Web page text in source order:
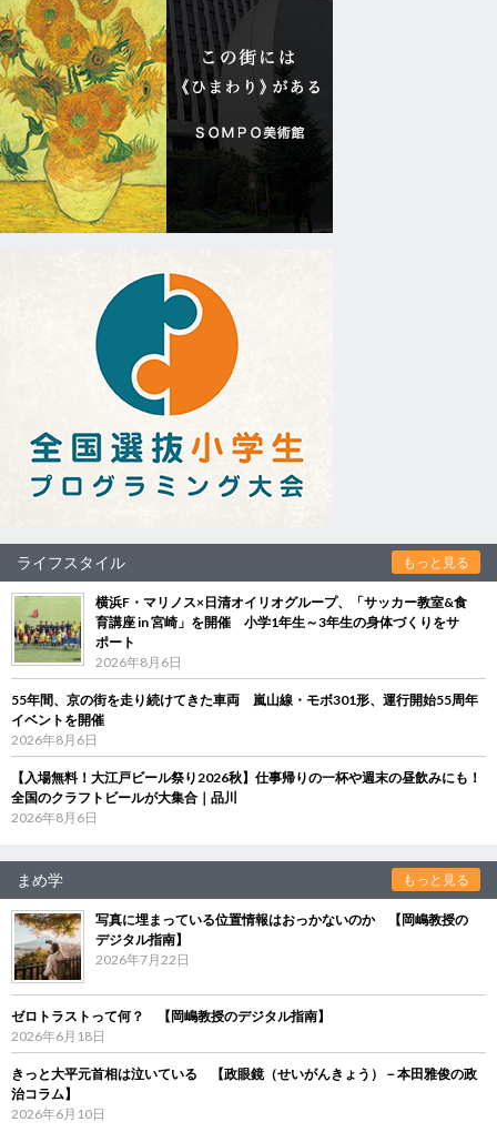
ライフスタイル もっと見る
横浜F・マリノス×日清オイリオグループ、「サッカー教室&食
育講座 in 宮崎」を開催 小学1年生～3年生の身体づくりをサ
ポート
2026年8月6日
55年間、京の街を走り続けてきた車両 嵐山線・モボ301形、運行開始55周年
イベントを開催
2026年8月6日
【入場無料！大江戸ビール祭り2026秋】仕事帰りの一杯や週末の昼飲みにも！
全国のクラフトビールが大集合｜品川
2026年8月6日
まめ学 もっと見る
写真に埋まっている位置情報はおっかないのか 【岡嶋教授の
デジタル指南】
2026年7月22日
ゼロトラストって何？ 【岡嶋教授のデジタル指南】
2026年6月18日
きっと大平元首相は泣いている 【政眼鏡（せいがんきょう）－本田雅俊の政
治コラム】
2026年6月10日